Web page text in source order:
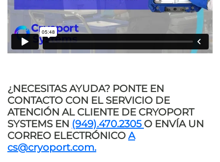
¿NECESITAS AYUDA? PONTE EN
CONTACTO CON EL SERVICIO DE
ATENCIÓN AL CLIENTE DE CRYOPORT
SYSTEMS EN (949).470.2305 O ENVÍA UN
CORREO ELECTRÓNICO A
cs@cryoport.com.